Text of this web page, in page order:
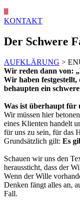
KONTAKT
Der Schwere
AUFKLÄRUNG >
Wir reden dann von:
Wir haben festgestellt,
behaupten ein
Was ist überhaupt für
Wir müssen hier
eines Klienten handelt
für uns zu sein, für das
Grundsätzlich gilt: Es
Schauen wir uns den
heraussticht, dass der
Wenn der Wille
Denken fängt alles an,
Fall.